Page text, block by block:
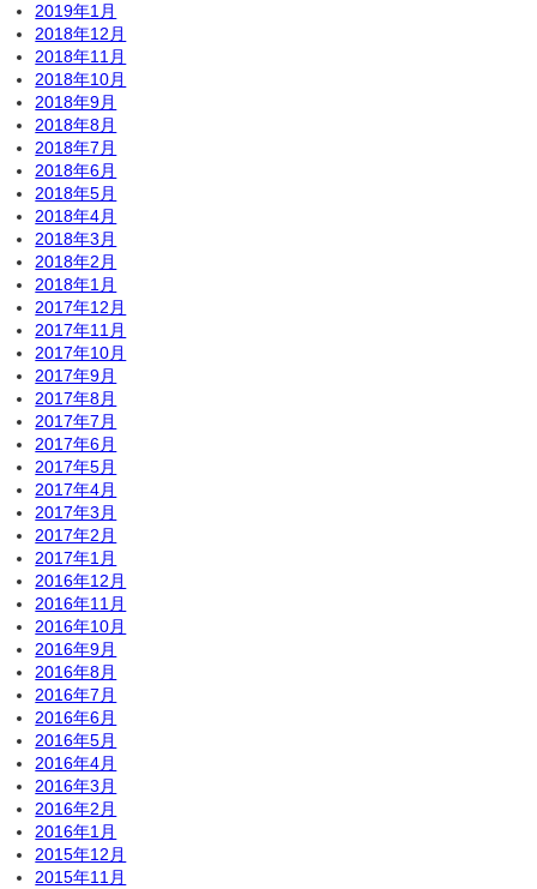
2019年1月
2018年12月
2018年11月
2018年10月
2018年9月
2018年8月
2018年7月
2018年6月
2018年5月
2018年4月
2018年3月
2018年2月
2018年1月
2017年12月
2017年11月
2017年10月
2017年9月
2017年8月
2017年7月
2017年6月
2017年5月
2017年4月
2017年3月
2017年2月
2017年1月
2016年12月
2016年11月
2016年10月
2016年9月
2016年8月
2016年7月
2016年6月
2016年5月
2016年4月
2016年3月
2016年2月
2016年1月
2015年12月
2015年11月